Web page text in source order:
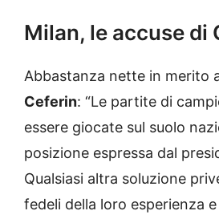
Milan, le accuse di
Abbastanza nette in merito
Ceferin: “Le partite di
essere giocate sul suolo
posizione espressa dal
Qualsiasi altra soluzione
fedeli della loro esperienza